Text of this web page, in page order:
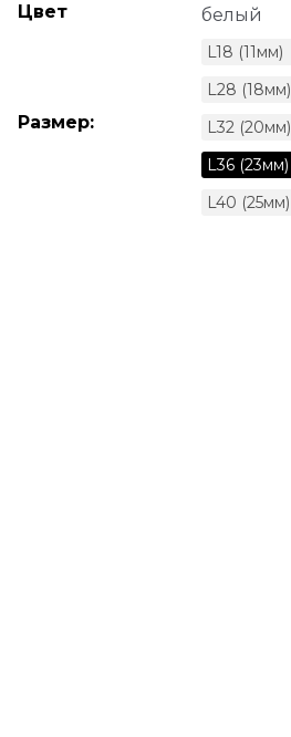
Цвет белый
Размер:
L18 (11мм)
L28 (18мм)
L32 (20мм)
L36 (23мм)
L40 (25мм)